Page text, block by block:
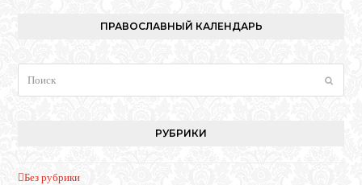
ПРАВОСЛАВНЫЙ КАЛЕНДАРЬ
РУБРИКИ
Без рубрики